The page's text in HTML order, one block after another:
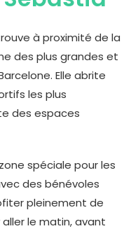
à proximité de la
des plus grandes et
Elle abrite
les plus
des espaces
spéciale pour les
des bénévoles
pleinement de
aller le matin, avant